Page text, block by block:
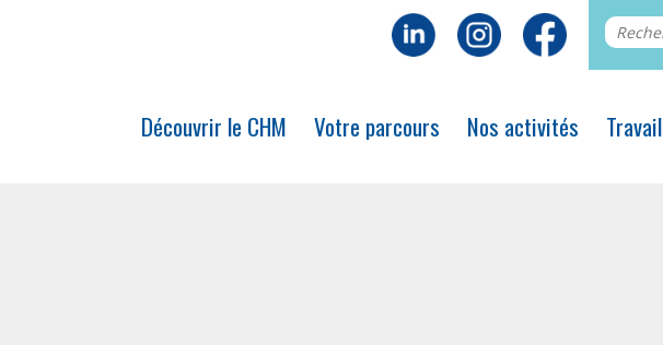
Découvrir le CHM Votre parcours Nos activités